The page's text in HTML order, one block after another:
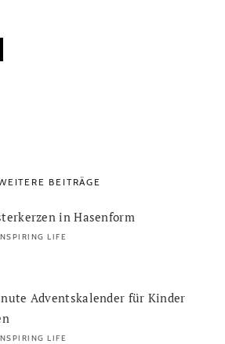
BEITRÄGE
in Hasenform
LIFE
Adventskalender für Kinder
LIFE